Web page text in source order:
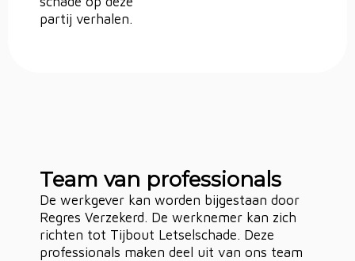
partij verhalen.
Team van professionals
De werkgever kan worden bijgestaan door
Regres Verzekerd. De werknemer kan zich
richten tot Tijbout Letselschade. Deze
professionals maken deel uit van ons team